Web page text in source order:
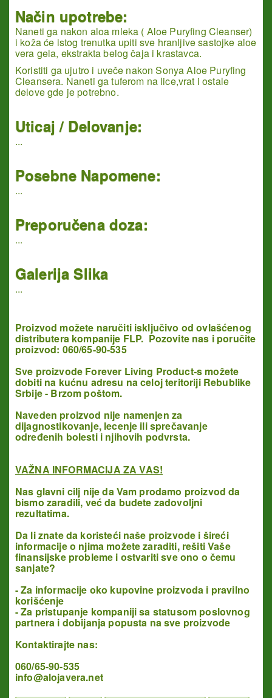
Način upotrebe:
Naneti ga nakon aloa mleka ( Aloe Puryfing Cleanser)
i koža će istog trenutka upiti sve hranljive sastojke aloe
vera gela, ekstrakta belog čaja i krastavca.
Koristiti ga ujutro i uveče nakon Sonya Aloe Puryfing
Cleansera. Naneti ga tuferom na lice,vrat i ostale
delove gde je potrebno.
Uticaj / Delovanje:
...
Posebne Napomene:
...
Preporučena doza:
...
Galerija Slika
...
Proizvod možete naručiti isključivo od ovlašćenog
distributera kompanije FLP. Pozovite nas i poručite
proizvod: 060/65-90-535
Sve proizvode Forever Living Product-s možete
dobiti na kućnu adresu na celoj teritoriji Rebublike
Srbije - Brzom poštom.
Naveden proizvod nije namenjen za
dijagnostikovanje, lecenje ili sprečavanje
određenih bolesti i njihovih podvrsta.
VAŽNA INFORMACIJA ZA VAS!
Nas glavni cilj nije da Vam prodamo proizvod da
bismo zaradili, već da budete zadovoljni
rezultatima.
Da li znate da koristeći naše proizvode i šireći
informacije o njima možete zaraditi, rešiti Vaše
finansijske probleme i ostvariti sve ono o čemu
sanjate?
- Za informacije oko kupovine proizvoda i pravilno
korišćenje
- Za pristupanje kompaniji sa statusom poslovnog
partnera i dobijanja popusta na sve proizvode
Kontaktirajte nas:
060/65-90-535
info@alojavera.net